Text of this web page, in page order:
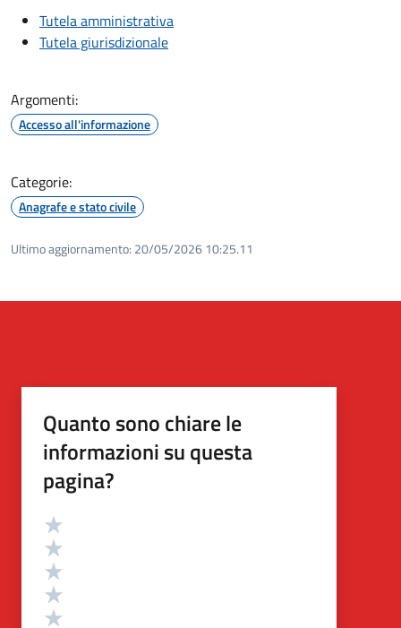
Tutela amministrativa
Tutela giurisdizionale
Argomenti:
Accesso all'informazione
Categorie:
Anagrafe e stato civile
Ultimo aggiornamento: 20/05/2026 10:25.11
Quanto sono chiare le
informazioni su questa
pagina?
Valutazione